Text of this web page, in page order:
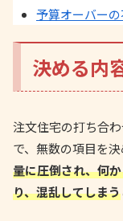
予算オーバーの
決める内
注文住宅の打ち合
で、無数の項目を
量に圧倒され、何
り、混乱してしまう